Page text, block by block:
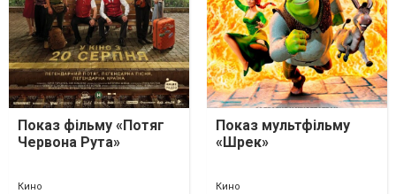
Показ фільму «Потяг
Червона Рута»
Кино
Показ мультфільму
«Шрек»
Кино